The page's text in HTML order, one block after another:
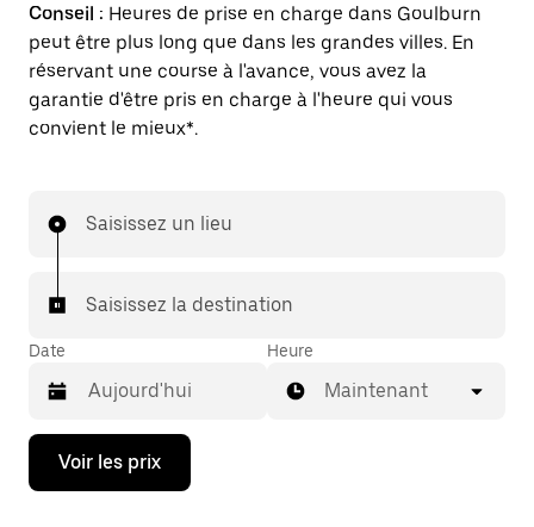
Conseil : Heures de prise en charge dans Goulburn
peut être plus long que dans les grandes villes. En
réservant une course à l'avance, vous avez la
garantie d'être pris en charge à l'heure qui vous
convient le mieux*.
Saisissez un lieu
Saisissez la destination
Date
Appuyez
la
Heure
Maintenant
Voir les prix